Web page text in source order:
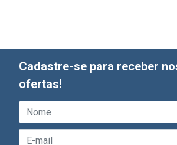
Cadastre-se para receber
ofertas!